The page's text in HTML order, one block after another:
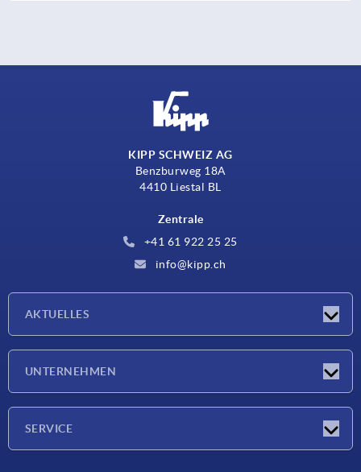
KIPP SCHWEIZ AG
Benzburweg 18A
4410 Liestal BL
Zentrale
+41 61 922 25 25
info@kipp.ch
AKTUELLES
UNTERNEHMEN
SERVICE